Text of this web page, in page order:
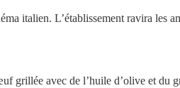
italien. L’établissement ravira les
grillée avec de l’huile d’olive et du